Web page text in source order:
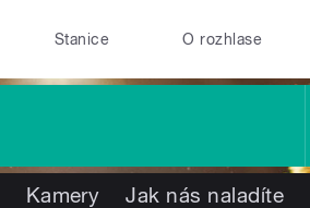
Stanice O rozhlase
Kamery Jak nás naladíte